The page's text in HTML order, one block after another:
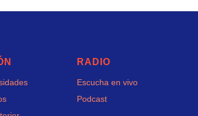
RADIO
Escucha en vivo
Podcast